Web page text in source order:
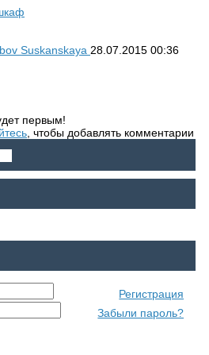
Suskanskaya 28.07.2015 00:36
первым!
, чтобы добавлять комментарии
Регистрация
Забыли пароль?